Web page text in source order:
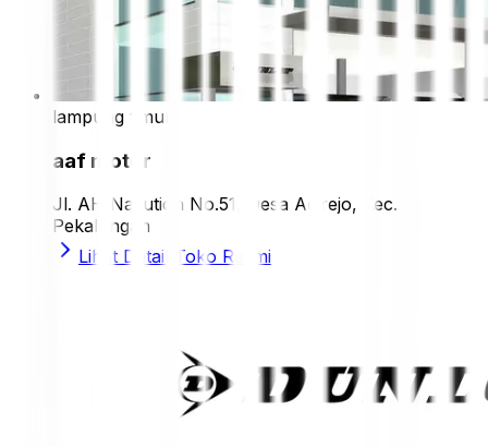
lampung timur
aaf motor
Jl. AH Nasution No.51, Desa Adirejo, Kec.
Pekalongan
Lihat Detail Toko Resmi